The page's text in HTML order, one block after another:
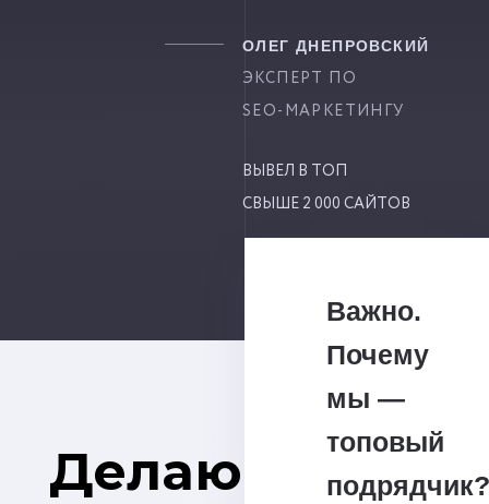
ОЛЕГ ДНЕПРОВСКИЙ
ЭКСПЕРТ ПО
SEO-МАРКЕТИНГУ
ВЫВЕЛ В ТОП
СВЫШЕ 2 000 САЙТОВ
Делаю
Важно.
Почему
мы —
топовый
подрядчик?